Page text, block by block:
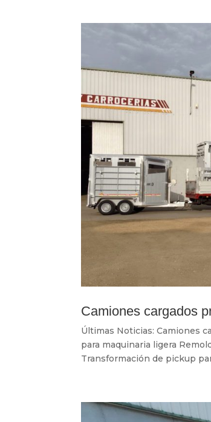
Camiones cargados
Últimas Noticias: Camiones
para maquinaria ligera
Transformación de pickup